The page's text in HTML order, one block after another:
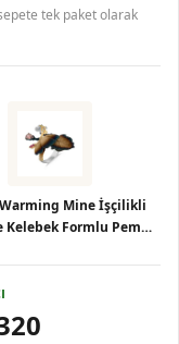
tek paket olarak
Mine İşçilikli
Kelebek Formlu Pembe